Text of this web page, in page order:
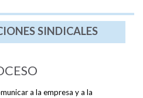
SINDICALES
a la empresa y a la